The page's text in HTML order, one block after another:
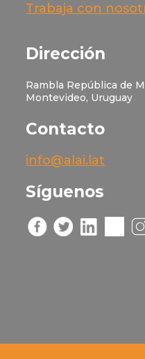
Trabaja con
Dirección
Rambla República de
Montevideo, Uruguay
Contacto
info@alai.lat
Síguenos